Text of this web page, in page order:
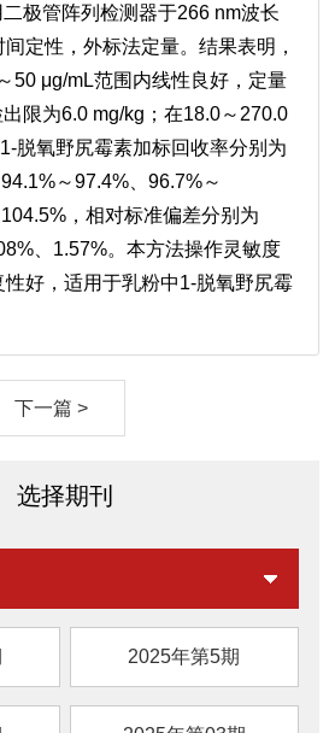
极管阵列检测器于266 nm波长
定性，外标法定量。结果表明，
50 μg/mL范围内线性良好，定量
限为6.0 mg/kg；在18.0～270.0
脱氧野尻霉素加标回收率分别为
～97.4%、96.7%～
，相对标准偏差分别为
、1.57%。本方法操作灵敏度
好，适用于乳粉中1-脱氧野尻霉
下一篇 >
选择期刊
2025年第5期